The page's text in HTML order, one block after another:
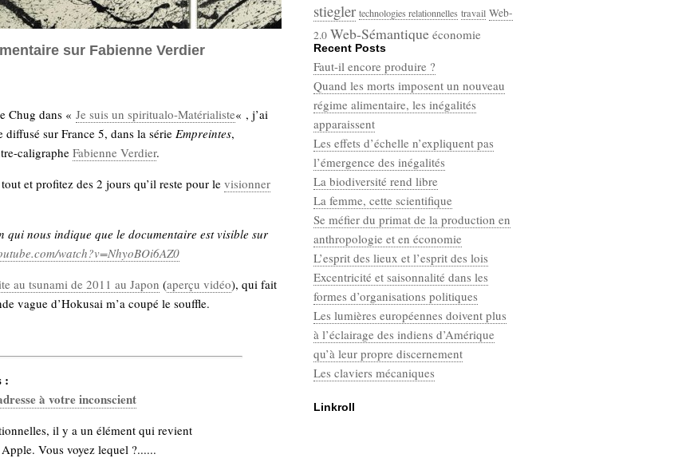
sur Fabienne Verdier
Chug dans « Je suis un spiritualo-Matérialiste« , j’ai
diffusé sur France 5, dans la série Empreintes,
caligraphe Fabienne Verdier.
et profitez des 2 jours qu’il reste pour levisionner
nous indique que le documentaire est visible sur
watch?v=NhyoBOi6AZ0
au tsunami de 2011 au Japon (aperçu vidéo), qui fait
vague d’Hokusai m’a coupé le souffle.
:
à votre inconscient
il y a un élément qui revient
Vous voyez lequel ?......
Recent Posts
Faut-il encore produire ?
Quand les morts imposent un nouveau
régime alimentaire, les inégalités
apparaissent
Les effets d’échelle n’expliquent pas
l’émergence des inégalités
La biodiversité rend libre
La femme, cette scientifique
Se méfier du primat de la production en
anthropologie et en économie
L’esprit des lieux et l’esprit des lois
Excentricité et saisonnalité dans les
formes d’organisations politiques
Les lumières européennes doivent plus
à l’éclairage des indiens d’Amérique
qu’à leur propre discernement
Les claviers mécaniques
Linkroll
stiegler technologies relationnelles travail Web-
2.0 Web-Sémantique économie
écriture
Categories
Défaut